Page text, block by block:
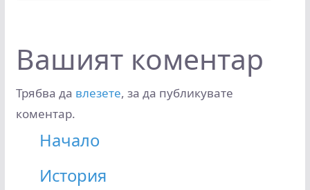
Вашият коментар
Трябва да влезете, за да публикувате
коментар.
Начало
История